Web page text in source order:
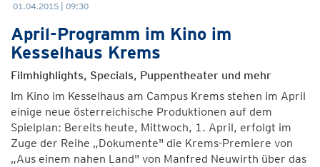
01.04.2015 | 09:30
April-Programm im Kino im
Kesselhaus Krems
Filmhighlights, Specials, Puppentheater und mehr
Im Kino im Kesselhaus am Campus Krems stehen im April
einige neue österreichische Produktionen auf dem
Spielplan: Bereits heute, Mittwoch, 1. April, erfolgt im
Zuge der Reihe „Dokumente" die Krems-Premiere von
„Aus einem nahen Land" von Manfred Neuwirth über das